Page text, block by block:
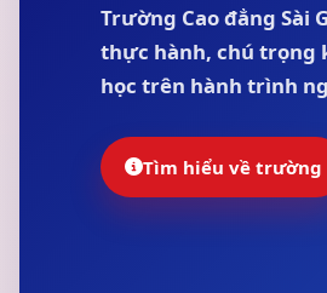
Trường Cao đẳng Sài
thực hành, chú trọng
học trên hành trình
Tìm hiểu về trường